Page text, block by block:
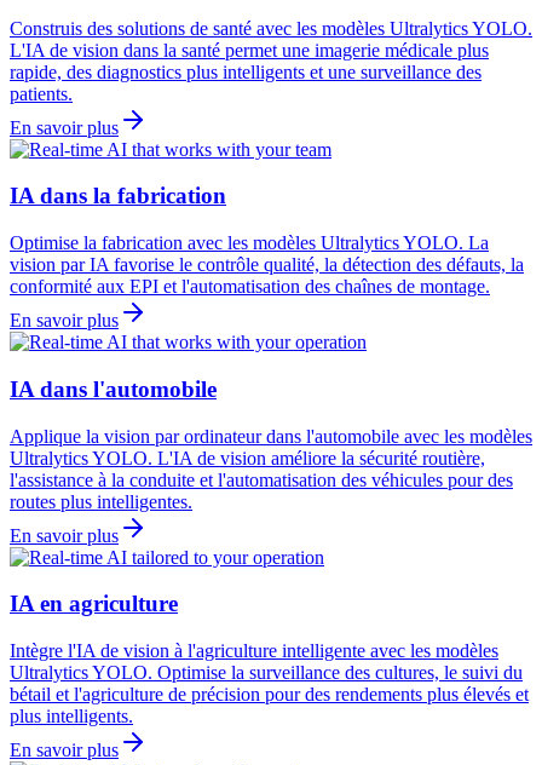
Construis des solutions de santé avec les modèles Ultralytics YOLO.
L'IA de vision dans la santé permet une imagerie médicale plus
rapide, des diagnostics plus intelligents et une surveillance des
patients.
En savoir plus
IA dans la fabrication
Optimise la fabrication avec les modèles Ultralytics YOLO. La
vision par IA favorise le contrôle qualité, la détection des défauts, la
conformité aux EPI et l'automatisation des chaînes de montage.
En savoir plus
IA dans l'automobile
Applique la vision par ordinateur dans l'automobile avec les modèles
Ultralytics YOLO. L'IA de vision améliore la sécurité routière,
l'assistance à la conduite et l'automatisation des véhicules pour des
routes plus intelligentes.
En savoir plus
IA en agriculture
Intègre l'IA de vision à l'agriculture intelligente avec les modèles
Ultralytics YOLO. Optimise la surveillance des cultures, le suivi du
bétail et l'agriculture de précision pour des rendements plus élevés et
plus intelligents.
En savoir plus